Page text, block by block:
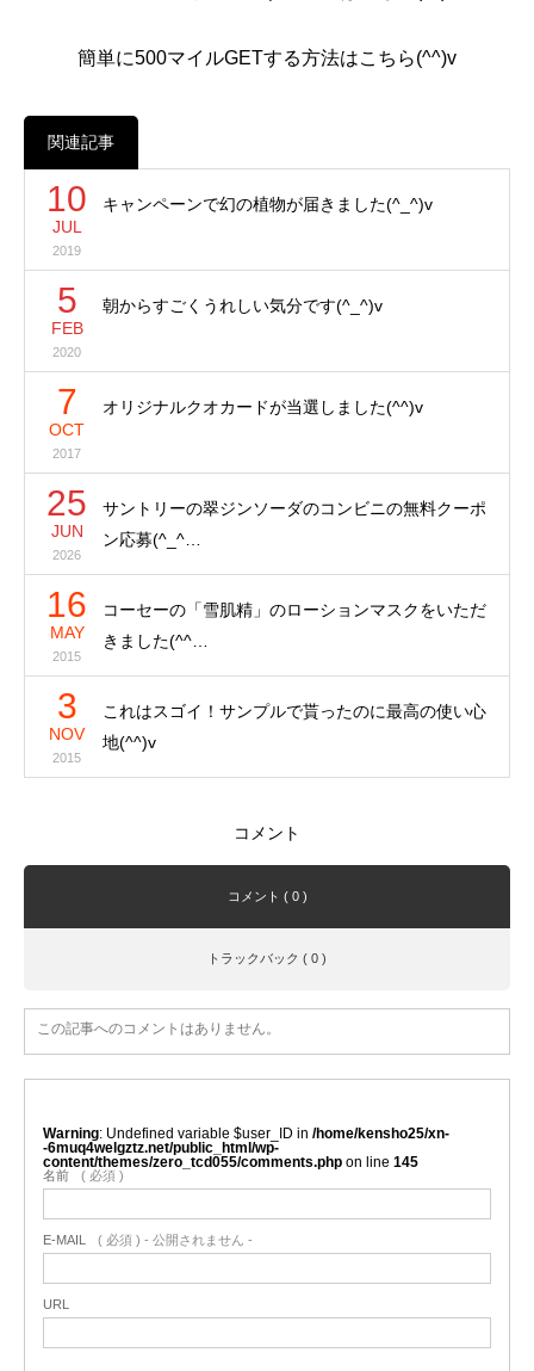
簡単に500マイルGETする方法はこちら(^^)v
関連記事
10
JUL
2019
キャンペーンで幻の植物が届きました(^_^)v
5
FEB
2020
朝からすごくうれしい気分です(^_^)v
7
OCT
2017
オリジナルクオカードが当選しました(^^)v
25
JUN
2026
サントリーの翠ジンソーダのコンビニの無料クーポ
ン応募(^_^…
16
MAY
2015
コーセーの「雪肌精」のローションマスクをいただ
きました(^^…
3
NOV
2015
これはスゴイ！サンプルで貰ったのに最高の使い心
地(^^)v
コメント
コメント ( 0 )
トラックバック ( 0 )
この記事へのコメントはありません。
Warning : Undefined variable $user_ID in /home/kensho25/xn-
-6muq4welgztz.net/public_html/wp-
content/themes/zero_tcd055/comments.php on line 145
名前 ( 必須 )
E-MAIL ( 必須 ) - 公開されません -
URL